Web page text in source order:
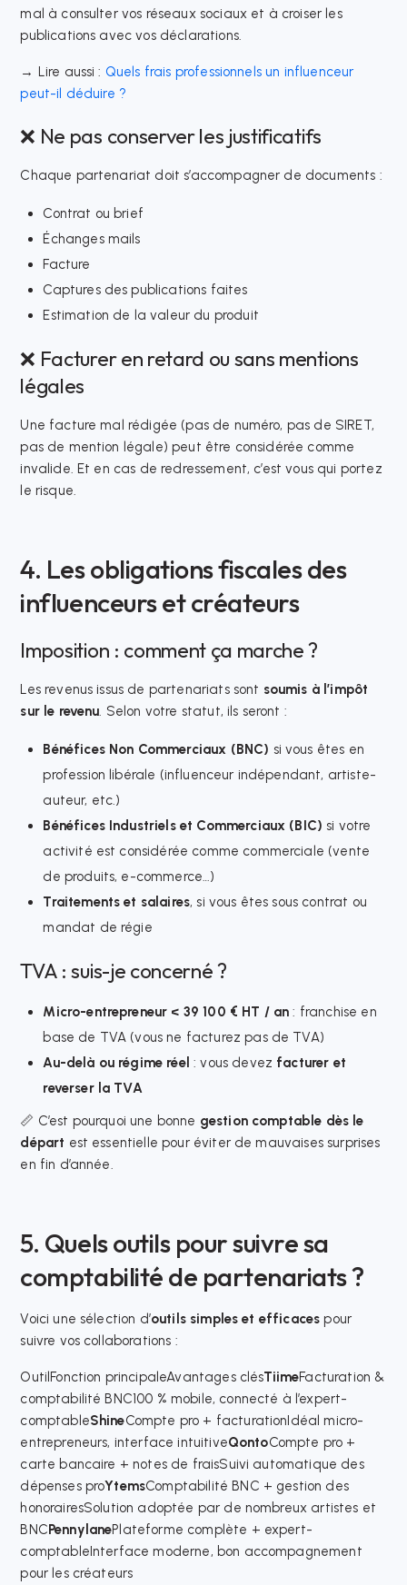
mal à consulter vos réseaux sociaux et à croiser les
publications avec vos déclarations.
→ Lire aussi : Quels frais professionnels un influenceur
peut-il déduire ?
❌ Ne pas conserver les justificatifs
Chaque partenariat doit s’accompagner de documents :
Contrat ou brief
Échanges mails
Facture
Captures des publications faites
Estimation de la valeur du produit
❌ Facturer en retard ou sans mentions
légales
Une facture mal rédigée (pas de numéro, pas de SIRET,
pas de mention légale) peut être considérée comme
invalide. Et en cas de redressement, c’est vous qui portez
le risque.
4. Les obligations fiscales des
influenceurs et créateurs
Imposition : comment ça marche ?
Les revenus issus de partenariats sont soumis à l’impôt
sur le revenu. Selon votre statut, ils seront :
Bénéfices Non Commerciaux (BNC) si vous êtes en
profession libérale (influenceur indépendant, artiste-
auteur, etc.)
Bénéfices Industriels et Commerciaux (BIC) si votre
activité est considérée comme commerciale (vente
de produits, e-commerce…)
Traitements et salaires, si vous êtes sous contrat ou
mandat de régie
TVA : suis-je concerné ?
Micro-entrepreneur < 39 100 € HT / an : franchise en
base de TVA (vous ne facturez pas de TVA)
Au-delà ou régime réel : vous devez facturer et
reverser la TVA
📏 C’est pourquoi une bonne gestion comptable dès le
départ est essentielle pour éviter de mauvaises surprises
en fin d’année.
5. Quels outils pour suivre sa
comptabilité de partenariats ?
Voici une sélection d’outils simples et efficaces pour
suivre vos collaborations :
OutilFonction principaleAvantages clésTiimeFacturation &
comptabilité BNC100 % mobile, connecté à l’expert-
comptableShineCompte pro + facturationIdéal micro-
entrepreneurs, interface intuitiveQontoCompte pro +
carte bancaire + notes de fraisSuivi automatique des
dépenses proYtemsComptabilité BNC + gestion des
honorairesSolution adoptée par de nombreux artistes et
BNCPennylanePlateforme complète + expert-
comptableInterface moderne, bon accompagnement
pour les créateurs